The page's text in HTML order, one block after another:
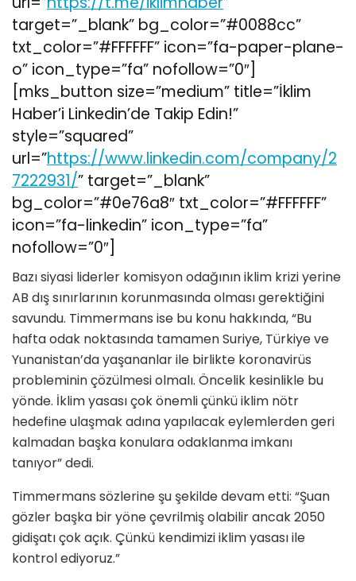
target=”_blank” bg_color=”#0088cc”
txt_color=”#FFFFFF” icon=”fa-paper-plane-
o” icon_type=”fa” nofollow=”0″]
[mks_button size=”medium” title=”İklim
Haber’i Linkedin’de Takip Edin!”
style=”squared”
url=”https://www.linkedin.com/company/2
7222931/” target=”_blank”
bg_color=”#0e76a8″ txt_color=”#FFFFFF”
icon=”fa-linkedin” icon_type=”fa”
nofollow=”0″]
Bazı siyasi liderler komisyon odağının iklim krizi yerine
AB dış sınırlarının korunmasında olması gerektiğini
savundu. Timmermans ise bu konu hakkında, “Bu
hafta odak noktasında tamamen Suriye, Türkiye ve
Yunanistan’da yaşananlar ile birlikte koronavirüs
probleminin çözülmesi olmalı. Öncelik kesinlikle bu
yönde. İklim yasası çok önemli çünkü iklim nötr
hedefine ulaşmak adına yapılacak eylemlerden geri
kalmadan başka konulara odaklanma imkanı
tanıyor” dedi.
Timmermans sözlerine şu şekilde devam etti: “Şuan
gözler başka bir yöne çevrilmiş olabilir ancak 2050
gidişatı çok açık. Çünkü kendimizi iklim yasası ile
kontrol ediyoruz.”